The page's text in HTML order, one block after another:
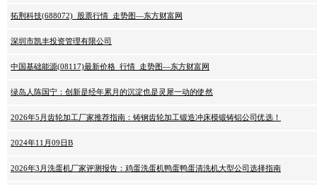
拓荆科技(688072)_股票行情_走势图—东方财富网
深圳市凯丰投资管理有限公司
中国基础能源(08117)最新价格_行情_走势图—东方财富网
绿岛人陈国宁：创新是经年累月的沉淀也是灵犀一动的使然
2026年5月齿轮加工厂家推荐指南：铸钢齿轮加工锻造冲床模锻铸铝公司优选！
2024年11月09日B
2026年3月洗蛋机厂家评测报告：鸡蛋洗蛋机鸭蛋鸭蛋清洗机大型公司选择指南